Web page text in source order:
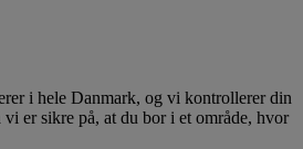
i hele Danmark, og vi kontrollerer din
vi er sikre på, at du bor i et område, hvor